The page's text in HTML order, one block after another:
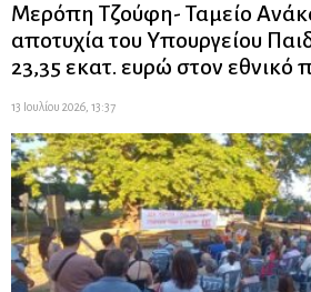
Μερόπη Τζούφη- Ταμείο
αποτυχία του Υπουργείου
23,35 εκατ. ευρώ στον εθνικό
13 Ιουλίου 2026, 13:37